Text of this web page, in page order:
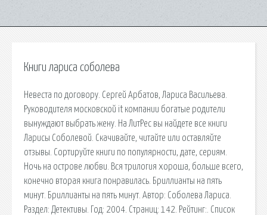
Книги лариса соболева
Невеста по договору. Сергей Арбатов, Лариса Васильева.
Руководителя московской it компании богатые родители
вынуждают выбрать жену. На ЛитРес вы найдете все книги
Ларисы Соболевой. Скачивайте, читайте или оставляйте
отзывы. Сортируйте книги по популярности, дате, сериям.
Ночь на острове любви. Вся трилогия хороша, больше всего,
конечно вторая книга понравилась. Бриллианты на пять
минут. Бриллианты на пять минут. Автор: Соболева Лариса.
Раздел: Детективы. Год: 2004. Страниц: 142. Рейтинг:. Список